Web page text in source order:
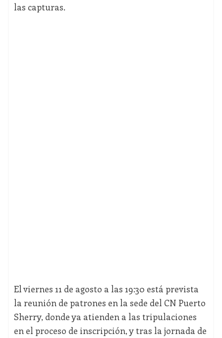
las capturas.
El viernes 11 de agosto a las 19:30 está prevista
la reunión de patrones en la sede del CN Puerto
Sherry, donde ya atienden a las tripulaciones
en el proceso de inscripción, y tras la jornada de